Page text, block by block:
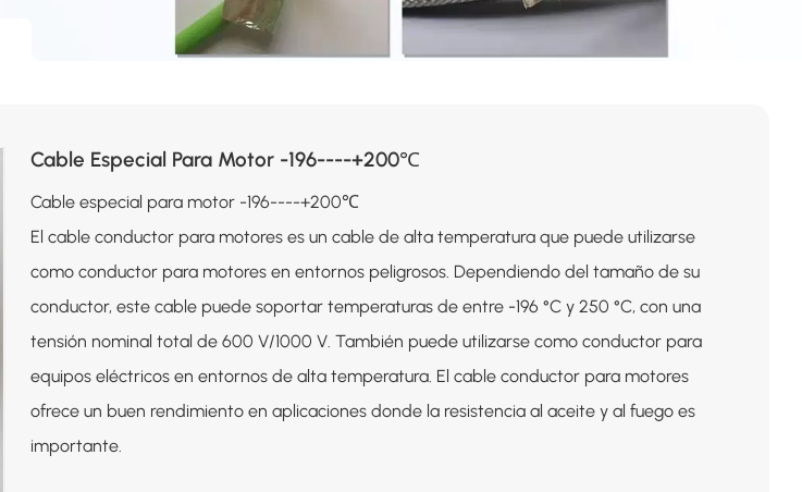
Cable Especial Para Motor -196----+200℃
Cable especial para motor -196----+200℃
El cable conductor para motores es un cable de alta temperatura que puede utilizarse
como conductor para motores en entornos peligrosos. Dependiendo del tamaño de su
conductor, este cable puede soportar temperaturas de entre -196 °C y 250 °C, con una
tensión nominal total de 600 V/1000 V. También puede utilizarse como conductor para
equipos eléctricos en entornos de alta temperatura. El cable conductor para motores
ofrece un buen rendimiento en aplicaciones donde la resistencia al aceite y al fuego es
importante.